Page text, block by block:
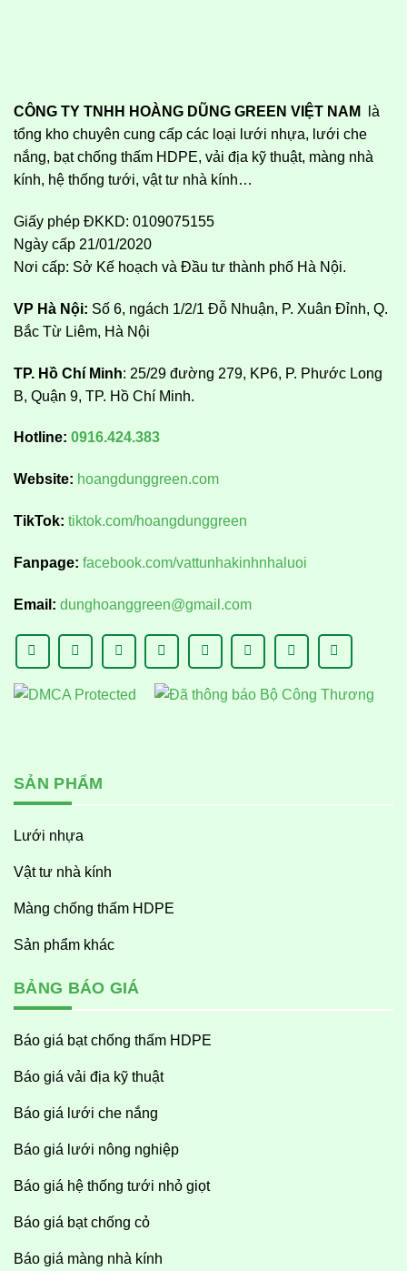
CÔNG TY TNHH HOÀNG DŨNG GREEN VIỆT NAM
là
tổng kho chuyên cung cấp các loại lưới nhựa, lưới che
nắng, bạt chống thấm HDPE, vải địa kỹ thuật, màng nhà
kính, hệ thống tưới, vật tư nhà kính…
Giấy phép ĐKKD: 0109075155
Ngày cấp 21/01/2020
Nơi cấp: Sở Kế hoạch và Đầu tư thành phố Hà Nội.
VP Hà Nội: Số 6, ngách 1/2/1 Đỗ Nhuận, P. Xuân Đỉnh, Q.
Bắc Từ Liêm, Hà Nội
TP. Hồ Chí Minh: 25/29 đường 279, KP6, P. Phước Long
B, Quận 9, TP. Hồ Chí Minh.
Hotline: 0916.424.383
Website: hoangdunggreen.com
TikTok: tiktok.com/hoangdunggreen
Fanpage: facebook.com/vattunhakinhnhaluoi
Email: dunghoanggreen@gmail.com
SẢN PHẨM
Lưới nhựa
Vật tư nhà kính
Màng chống thấm HDPE
Sản phẩm khác
BẢNG BÁO GIÁ
Báo giá bạt chống thấm HDPE
Báo giá vải địa kỹ thuật
Báo giá lưới che nắng
Báo giá lưới nông nghiệp
Báo giá hệ thống tưới nhỏ giọt
Báo giá bạt chống cỏ
Báo giá màng nhà kính